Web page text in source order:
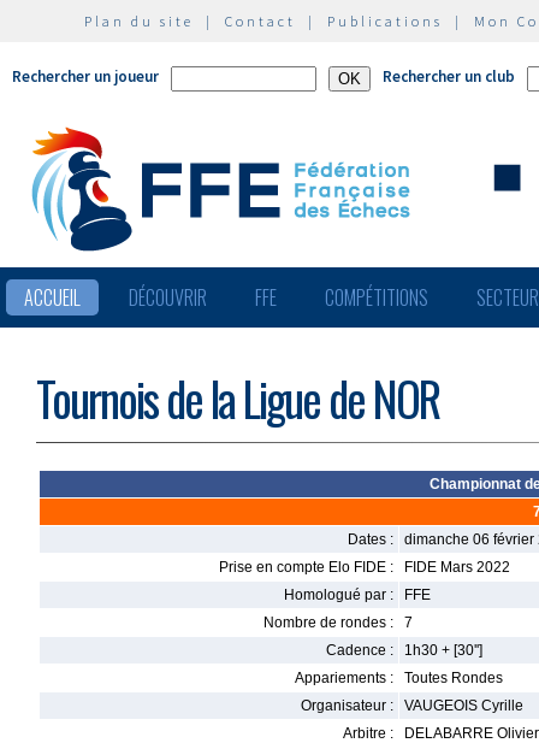
Plan du site | Contact | Publications | Mon
Rechercher un joueur Rechercher un club
ACCUEIL DÉCOUVRIR FFE COMPÉTITIONS
Tournois de la Ligue de NOR
Championnat
Dates :
dimanche 06
Prise en compte Elo FIDE :
FIDE Mars 2022
Homologué par :
FFE
Nombre de rondes :
7
Cadence :
1h30 + [30'']
Appariements :
Toutes Rondes
Organisateur :
VAUGEOIS Cyrille
Arbitre :
DELABARRE Olivier